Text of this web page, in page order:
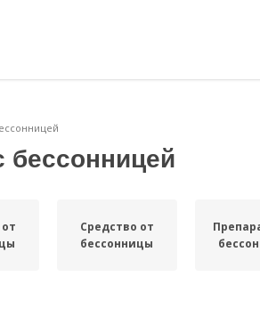
бессонницей
Средство от
бессонницы